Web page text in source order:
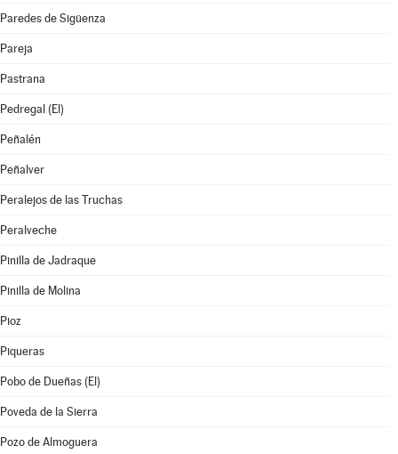
Paredes de Sigüenza
Pareja
Pastrana
Pedregal (El)
Peñalén
Peñalver
Peralejos de las Truchas
Peralveche
Pinilla de Jadraque
Pinilla de Molina
Pioz
Piqueras
Pobo de Dueñas (El)
Poveda de la Sierra
Pozo de Almoguera